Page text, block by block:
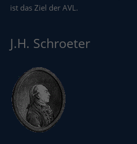
ist das Ziel der AVL.
J.H. Schroeter